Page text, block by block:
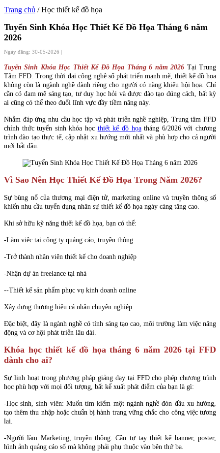
Trang chủ / Học thiết kế đồ họa
Tuyển Sinh Khóa Học Thiết Kế Đồ Họa Tháng 6 năm
2026
Ngày đăng: 30-05-2026 |
Tuyển Sinh Khóa Học Thiết Kế Đồ Họa Tháng 6 năm 2026 Tại Trung
Tâm FFD. Trong thời đại công nghệ số phát triển mạnh mẽ, thiết kế đồ họa
không còn là ngành nghề dành riêng cho người có năng khiếu hội họa. Chỉ
cần có đam mê sáng tạo, tư duy học hỏi và được đào tạo đúng cách, bất kỳ
ai cũng có thể theo đuổi lĩnh vực đầy tiềm năng này.
Nhằm đáp ứng nhu cầu học tập và phát triển nghề nghiệp, Trung tâm FFD
chính thức tuyển sinh khóa học thiết kế đồ họatháng 6/2026 với chương
trình đào tạo thực tế, cập nhật xu hướng mới nhất và phù hợp cho cả người
mới bắt đầu.
Vì Sao Nên Học Thiết Kế Đồ Họa Trong Năm 2026?
Sự bùng nổ của thương mại điện tử, marketing online và truyền thông số
khiến nhu cầu tuyển dụng nhân sự thiết kế đồ họa ngày càng tăng cao.
Khi sở hữu kỹ năng thiết kế đồ họa, bạn có thể:
-Làm việc tại công ty quảng cáo, truyền thông
-Trở thành nhân viên thiết kế cho doanh nghiệp
-Nhận dự án freelance tại nhà
--Thiết kế sản phẩm phục vụ kinh doanh online
Xây dựng thương hiệu cá nhân chuyên nghiệp
Đặc biệt, đây là ngành nghề có tính sáng tạo cao, môi trường làm việc năng
động và cơ hội phát triển lâu dài.
Khóa học thiết kế đồ họa tháng 6 năm 2026 tại FFD
dành cho ai?
Sự linh hoạt trong phương pháp giảng dạy tại FFD cho phép chương trình
học phù hợp với mọi đối tượng, bất kể xuất phát điểm của bạn là gì:
-Học sinh, sinh viên: Muốn tìm kiếm một ngành nghề đón đầu xu hướng,
tạo thêm thu nhập hoặc chuẩn bị hành trang vững chắc cho công việc tương
lai.
-Người làm Marketing, truyền thông: Cần tự tay thiết kế banner, poster,
hình ảnh quảng cáo số mà không phải phụ thuộc vào bên thứ ba.